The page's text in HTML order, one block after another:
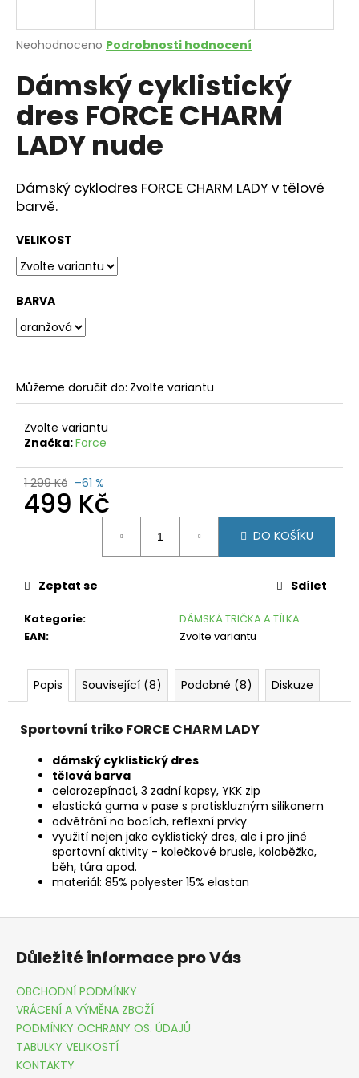
Průměrné
produktu
je
0,0
z
5
hvězdiček.
Neohodnoceno Podrobnosti hodnocení
Dámský cyklistický
dres FORCE CHARM
LADY nude
Dámský cyklodres FORCE CHARM LADY v tělové
barvě.
VELIKOST
BARVA
Můžeme doručit do: Zvolte variantu
Zvolte variantu
Značka:Force
1 299 Kč –61 %
499 Kč
DO KOŠÍKU
Kategorie:
DÁMSKÁ TRIČKA A TÍLKA
EAN: Zvolte variantu
Zeptat se Sdílet
Popis Související (8) Podobné (8) Diskuze
Sportovní triko FORCE CHARM LADY
dámský cyklistický dres
tělová barva
celorozepínací, 3 zadní kapsy, YKK zip
elastická guma v pase s protiskluzným silikonem
odvětrání na bocích, reflexní prvky
využití nejen jako cyklistický dres, ale i pro jiné
sportovní aktivity - kolečkové brusle, koloběžka,
běh, túra apod.
materiál: 85% polyester 15% elastan
j
t
?
HLEDAT
D
o
p
o
r
u
u
j
m
e
FORCE
ARCTIC
PRO
Původně:
799
Důležité informace pro Vás
OBCHODNÍ PODMÍNKY
VRÁCENÍ A VÝMĚNA ZBOŽÍ
PODMÍNKY OCHRANY OS. ÚDAJŮ
TABULKY VELIKOSTÍ
KONTAKTY